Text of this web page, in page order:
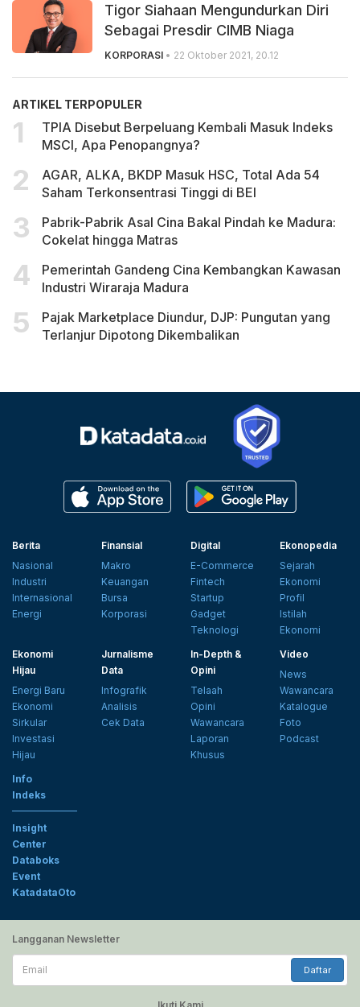
Tigor Siahaan Mengundurkan Diri
Sebagai Presdir CIMB Niaga
KORPORASI • 22 Oktober 2021, 20.12
ARTIKEL TERPOPULER
TPIA Disebut Berpeluang Kembali Masuk Indeks
MSCI, Apa Penopangnya?
AGAR, ALKA, BKDP Masuk HSC, Total Ada 54
Saham Terkonsentrasi Tinggi di BEI
Pabrik-Pabrik Asal Cina Bakal Pindah ke Madura:
Cokelat hingga Matras
Pemerintah Gandeng Cina Kembangkan Kawasan
Industri Wiraraja Madura
Pajak Marketplace Diundur, DJP: Pungutan yang
Terlanjur Dipotong Dikembalikan
Berita
Nasional
Industri
Internasional
Energi
Finansial
Makro
Keuangan
Bursa
Korporasi
Digital
E-Commerce
Fintech
Startup
Gadget
Teknologi
Ekonopedia
Sejarah
Ekonomi
Profil
Istilah
Ekonomi
Ekonomi
Hijau
Energi Baru
Ekonomi
Sirkular
Investasi
Hijau
Jurnalisme
Data
Infografik
Analisis
Cek Data
In-Depth &
Opini
Telaah
Opini
Wawancara
Laporan
Khusus
Video
News
Wawancara
Katalogue
Foto
Podcast
Info
Indeks
Insight
Center
Databoks
Event
KatadataOto
Langganan Newsletter
Email
Daftar